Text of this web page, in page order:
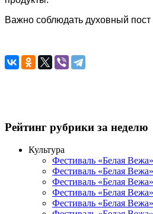
Важно соблюдать духовный
Рейтинг рубрики за неделю
Культура
Фестиваль «Белая
Фестиваль «Белая
Фестиваль «Белая
Фестиваль «Белая
Фестиваль «Белая